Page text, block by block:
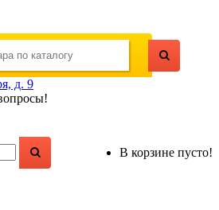
д. 9
В корзине пусто!